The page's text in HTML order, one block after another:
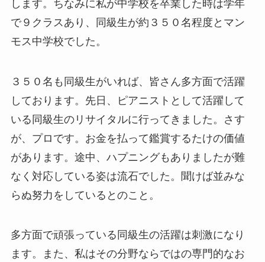
します。ちなみに私が中学校を卒業した時は学年
で９クラスあり、同級生が約３５０名程度とマン
モス中学校でした。
３５０名も同級生がいれば、皆さん多方面で活躍
しております。先日、ピアニストとして活躍して
いる同級生のリサイタルに行ってきました。さす
が、プロです。お金を払って鑑賞するたけの価値
があります。途中、ハプニングもありましたが難
なく対応している姿は流石でした。聞けば並みな
らぬ努力をしているとのこと。
多方面で頑張っている同級生の活躍は刺激になり
ます。また、私はその分野ならではの専門的なお